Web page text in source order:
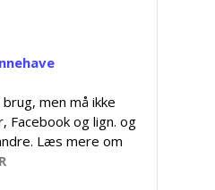
men må ikke
Facebook og lign. og
Læs mere om